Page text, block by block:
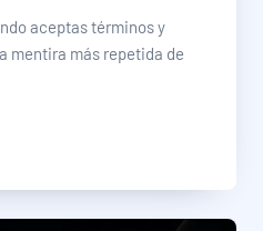
aceptas términos y
mentira más repetida de